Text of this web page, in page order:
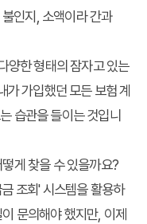
불인지, 소액이라 간과
양한 형태의 잠자고 있는
가 가입했던 모든 보험 계
습관을 들이는 것입니
게 찾을 수 있을까요?
조회' 시스템을 활용하
문의해야 했지만, 이제